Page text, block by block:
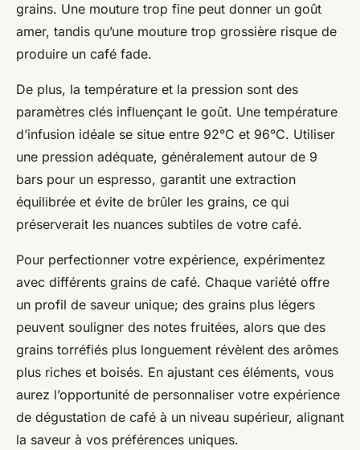
grains. Une mouture trop fine peut donner un goût
amer, tandis qu’une mouture trop grossière risque de
produire un café fade.
De plus, la température et la pression sont des
paramètres clés influençant le goût. Une température
d’infusion idéale se situe entre 92°C et 96°C. Utiliser
une pression adéquate, généralement autour de 9
bars pour un espresso, garantit une extraction
équilibrée et évite de brûler les grains, ce qui
préserverait les nuances subtiles de votre café.
Pour perfectionner votre expérience, expérimentez
avec différents grains de café. Chaque variété offre
un profil de saveur unique; des grains plus légers
peuvent souligner des notes fruitées, alors que des
grains torréfiés plus longuement révèlent des arômes
plus riches et boisés. En ajustant ces éléments, vous
aurez l’opportunité de personnaliser votre expérience
de dégustation de café à un niveau supérieur, alignant
la saveur à vos préférences uniques.